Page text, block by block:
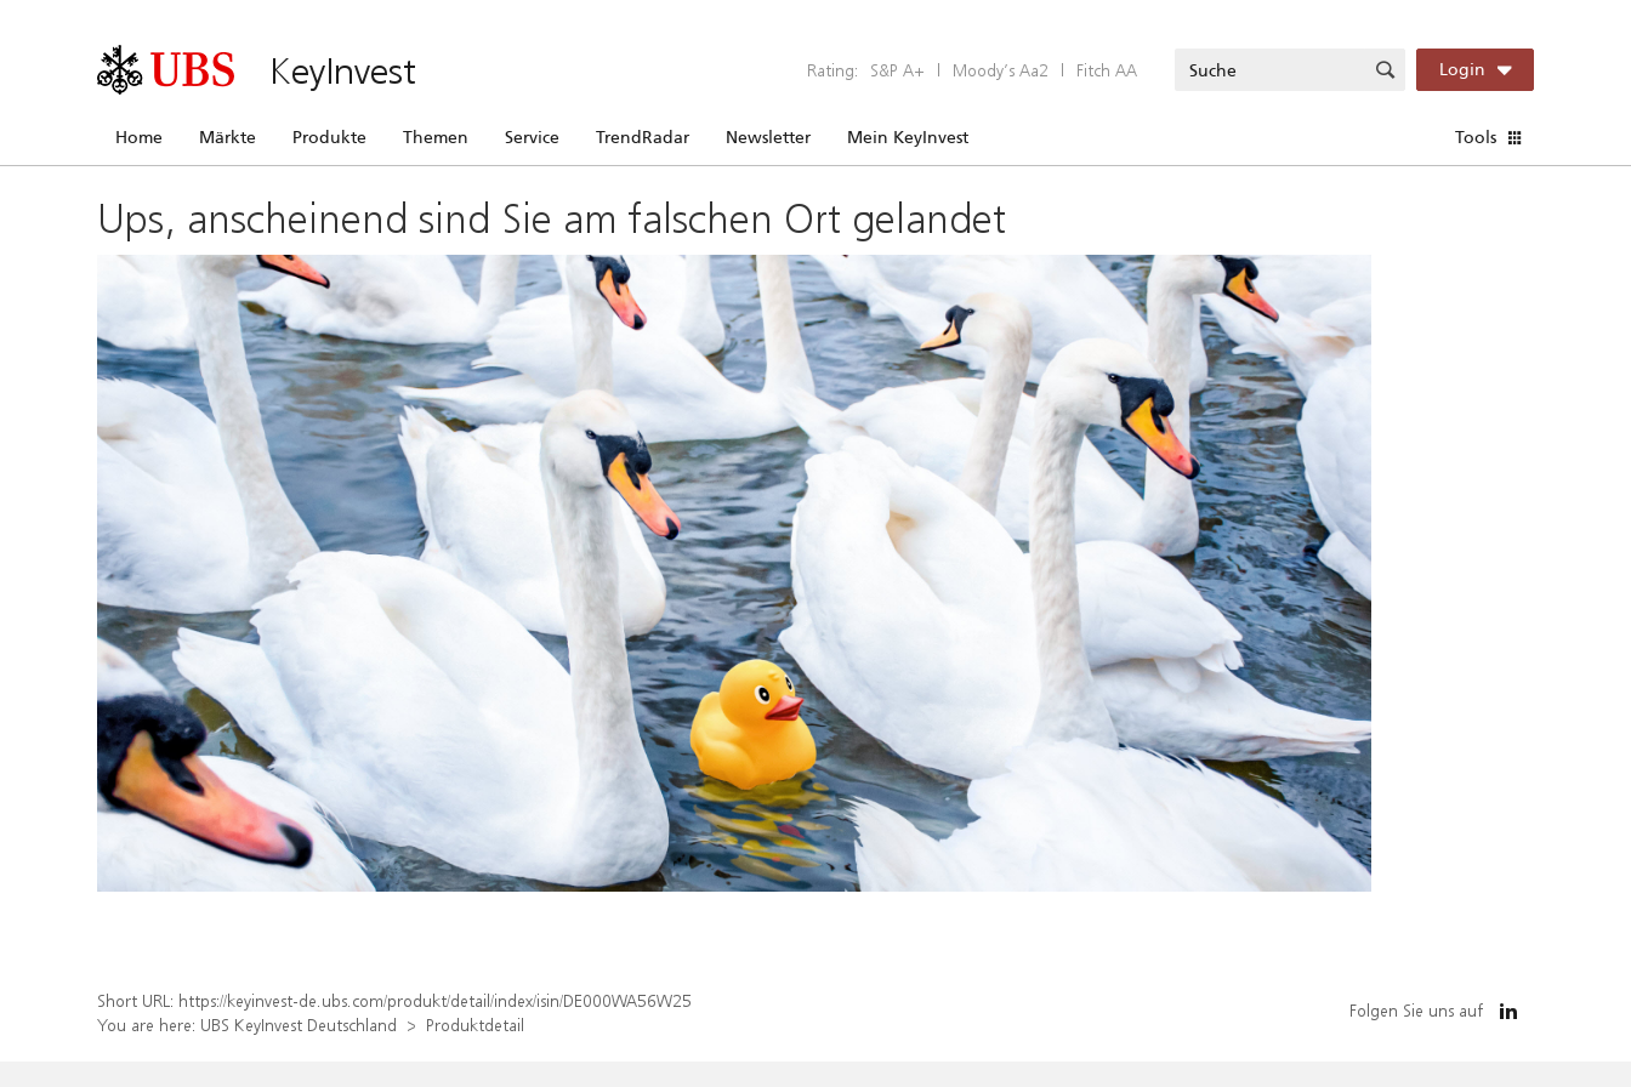
KeyInvest Rating: S&P A+ | Moody’s Aa2 | Fitch AA Login
Home Märkte Produkte Themen Service TrendRadar Newsletter Mein KeyInvest Tools
Ups, anscheinend sind Sie am falschen Ort gelandet
Short URL: https://keyinvest-de.ubs.com/produkt/detail/index/isin/DE000WA56W25
You are here: UBS KeyInvest Deutschland Produktdetail
Folgen Sie uns auf